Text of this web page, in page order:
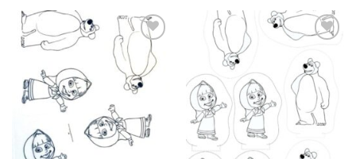
Adicionar
aos
meus
desejos
aos
meus
desejos